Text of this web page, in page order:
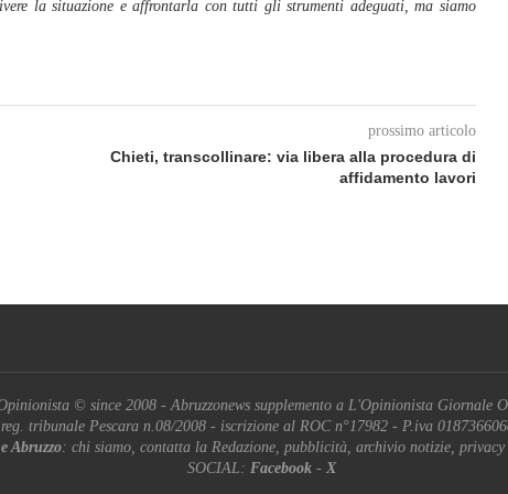
la situazione e affrontarla con tutti gli strumenti adeguati, ma siamo
prossimo articolo
Chieti, transcollinare: via libera alla procedura di
affidamento lavori
© since 2008 - Abruzzonews supplemento a L'Opinionista Giornale
reg. tribunale Pescara n.08/2008 - iscrizione al ROC n°17982 - P.iva
Abruzzo: chi siamo, contatta la Redazione, pubblicità, archivio notizie, privacy
SOCIAL: Facebook- X